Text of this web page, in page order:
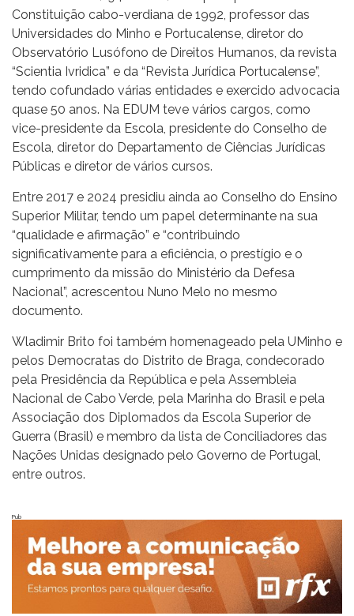
Constituição cabo-verdiana de 1992, professor das
Universidades do Minho e Portucalense, diretor do
Observatório Lusófono de Direitos Humanos, da revista
“Scientia Ivridica” e da “Revista Jurídica Portucalense”,
tendo cofundado várias entidades e exercido advocacia
quase 50 anos. Na EDUM teve vários cargos, como
vice-presidente da Escola, presidente do Conselho de
Escola, diretor do Departamento de Ciências Jurídicas
Públicas e diretor de vários cursos.
Entre 2017 e 2024 presidiu ainda ao Conselho do Ensino
Superior Militar, tendo um papel determinante na sua
“qualidade e afirmação” e “contribuindo
significativamente para a eficiência, o prestígio e o
cumprimento da missão do Ministério da Defesa
Nacional”, acrescentou Nuno Melo no mesmo
documento.
Wladimir Brito foi também homenageado pela UMinho e
pelos Democratas do Distrito de Braga, condecorado
pela Presidência da República e pela Assembleia
Nacional de Cabo Verde, pela Marinha do Brasil e pela
Associação dos Diplomados da Escola Superior de
Guerra (Brasil) e membro da lista de Conciliadores das
Nações Unidas designado pelo Governo de Portugal,
entre outros.
Pub